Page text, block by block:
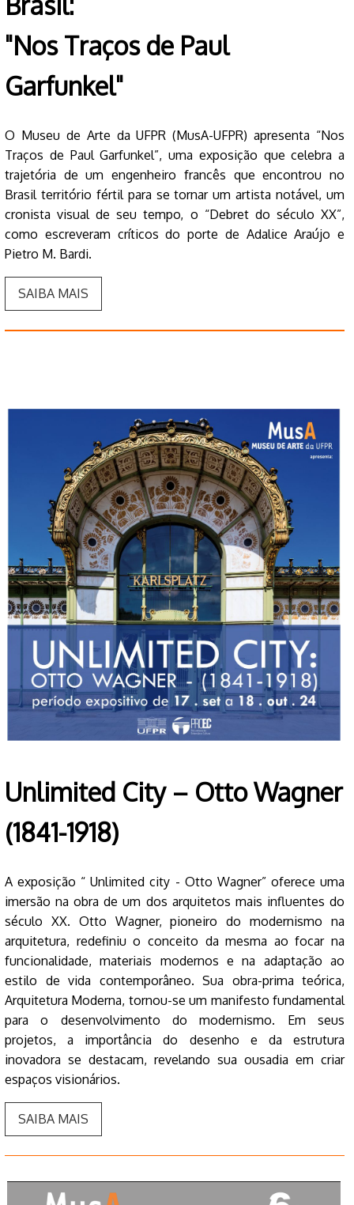
"Nos Traços de Paul
Garfunkel"
O Museu de Arte da UFPR (MusA-UFPR) apresenta “Nos
Traços de Paul Garfunkel”, uma exposição que celebra a
trajetória de um engenheiro francês que encontrou no
Brasil território fértil para se tornar um artista notável, um
cronista visual de seu tempo, o “Debret do século XX”,
como escreveram críticos do porte de Adalice Araújo e
Pietro M. Bardi.
SAIBA MAIS
Unlimited City – Otto Wagner
(1841-1918)
A exposição “ Unlimited city - Otto Wagner” oferece uma
imersão na obra de um dos arquitetos mais influentes do
século XX. Otto Wagner, pioneiro do modernismo na
arquitetura, redefiniu o conceito da mesma ao focar na
funcionalidade, materiais modernos e na adaptação ao
estilo de vida contemporâneo. Sua obra-prima teórica,
Arquitetura Moderna, tornou-se um manifesto fundamental
para o desenvolvimento do modernismo. Em seus
projetos, a importância do desenho e da estrutura
inovadora se destacam, revelando sua ousadia em criar
espaços visionários.
SAIBA MAIS